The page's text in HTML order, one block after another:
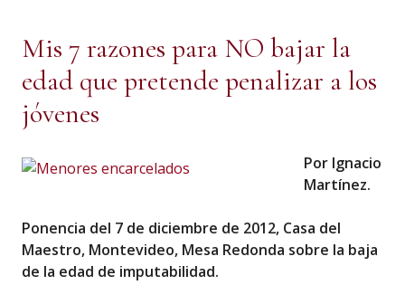
Mis 7 razones para NO bajar la
edad que pretende penalizar a los
jóvenes
Por Ignacio
Martínez.
Ponencia del 7 de diciembre de 2012, Casa del
Maestro, Montevideo, Mesa Redonda sobre la baja
de la edad de imputabilidad.